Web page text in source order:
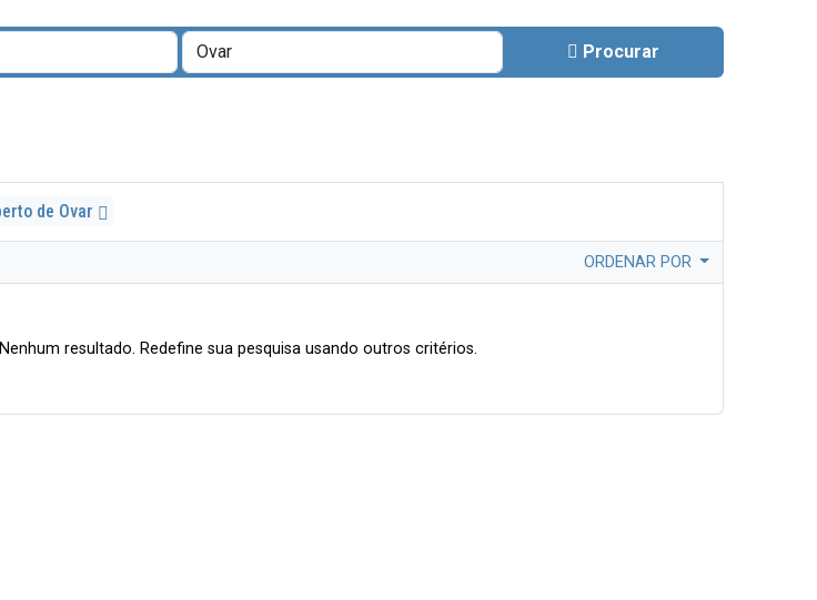
Procurar
de Ovar
ORDENAR POR
Nenhum resultado. Redefine sua pesquisa usando outros critérios.